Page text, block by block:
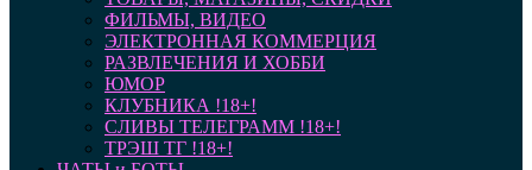
ФИЛЬМЫ, ВИДЕО
ЭЛЕКТРОННАЯ КОММЕРЦИЯ
РАЗВЛЕЧЕНИЯ И ХОББИ
ЮМОР
КЛУБНИКА !18+!
СЛИВЫ ТЕЛЕГРАММ !18+!
ТРЭШ ТГ !18+!